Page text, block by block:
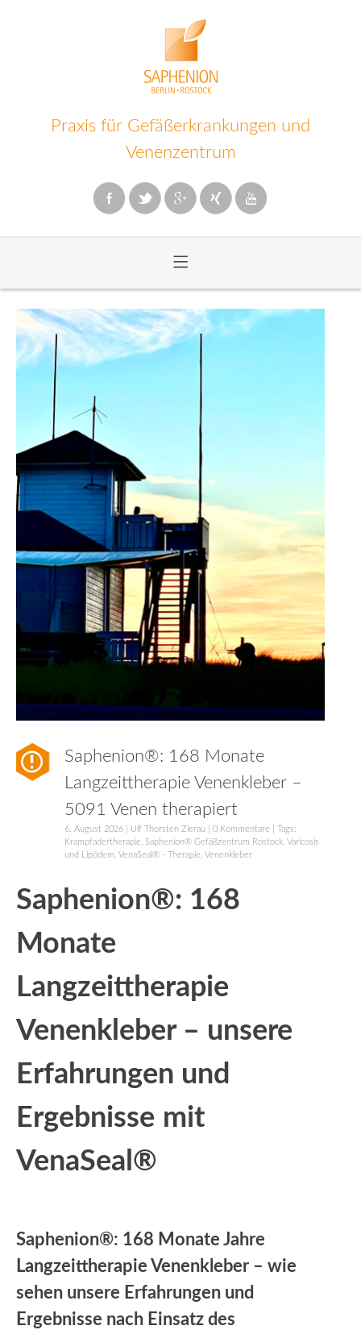
Praxis für Gefäßerkrankungen und
Venenzentrum
≡
Inhalt
wechseln
Saphenion®: 168 Monate
Langzeittherapie Venenkleber –
5091 Venen therapiert
6. August 2026 Ulf Thorsten Zierau 0 Kommentare | Tags:
Krampfadertherapie
Saphenion® Gefäßzentrum Rostock Varicosis
und Lipödem VenaSeal® - Therapie Venenkleber
Saphenion®: 168
Monate
Langzeittherapie
Venenkleber – unsere
Erfahrungen und
Ergebnisse mit
VenaSeal®
Saphenion®: 168 Monate Jahre
Langzeittherapie Venenkleber – wie
sehen unsere Erfahrungen und
Ergebnisse nach Einsatz des